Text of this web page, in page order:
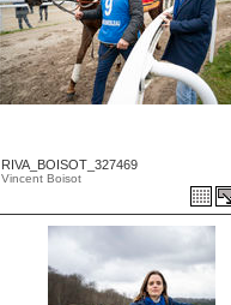
RIVA_BOISOT_327469
Vincent Boisot